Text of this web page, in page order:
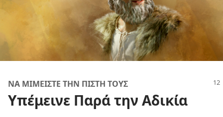
ΝΑ ΜΙΜΕΙΣΤΕ ΤΗΝ ΠΙΣΤΗ ΤΟΥΣ
Υπέμεινε Παρά την Αδικία